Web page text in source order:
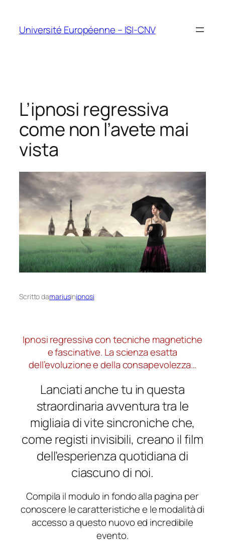
contenuto
Université Européenne – ISI-CNV
L’ipnosi regressiva
come non l’avete mai
vista
Scritto damariusinipnosi
Ipnosi regressiva con tecniche magnetiche
e fascinative. La scienza esatta
dell’evoluzione e della consapevolezza…
Lanciati anche tu in questa
straordinaria avventura tra le
migliaia di vite sincroniche che,
come registi invisibili, creano il film
dell’esperienza quotidiana di
ciascuno di noi.
Compila il modulo in fondo alla pagina per
conoscere le caratteristiche e le modalità di
accesso a questo nuovo ed incredibile
evento.